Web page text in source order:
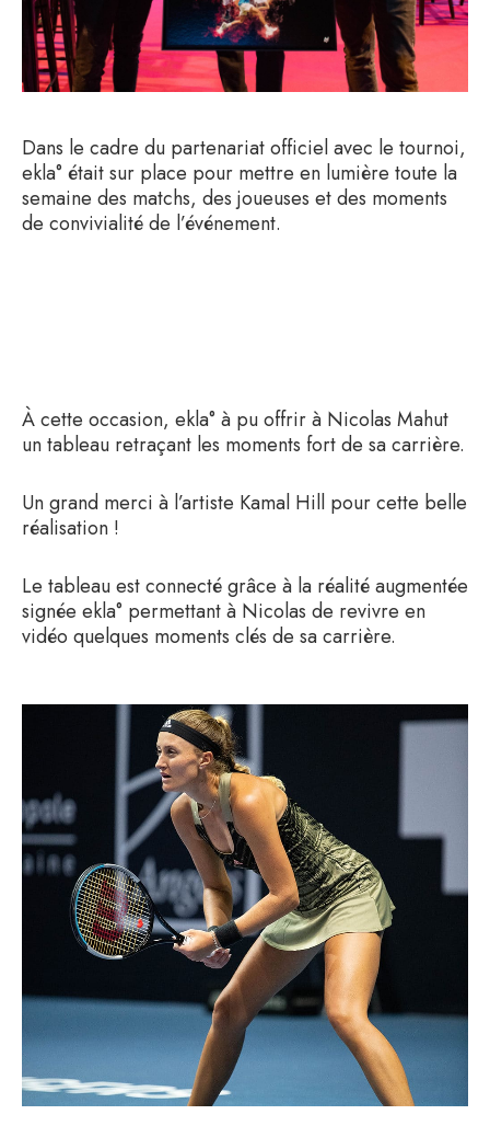
Dans le cadre du partenariat officiel avec le tournoi,
ekla° était sur place pour mettre en lumière toute la
semaine des matchs, des joueuses et des moments
de convivialité de l’événement.
À cette occasion, ekla° à pu offrir à Nicolas Mahut
un tableau retraçant les moments fort de sa carrière.
Un grand merci à l’artiste Kamal Hill pour cette belle
réalisation !
Le tableau est connecté grâce à la réalité augmentée
signée ekla° permettant à Nicolas de revivre en
vidéo quelques moments clés de sa carrière.